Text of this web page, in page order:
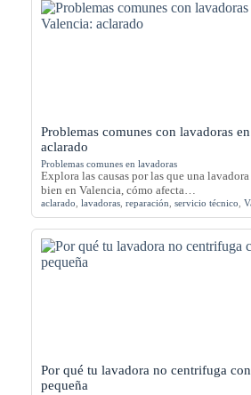
Problemas comunes con lavadoras
aclarado
Problemas comunes en lavadoras
Explora las causas por las que una
bien en Valencia, cómo afecta…
aclarado lavadoras reparación servicio técnico
Por qué tu lavadora no centrifuga
pequeña